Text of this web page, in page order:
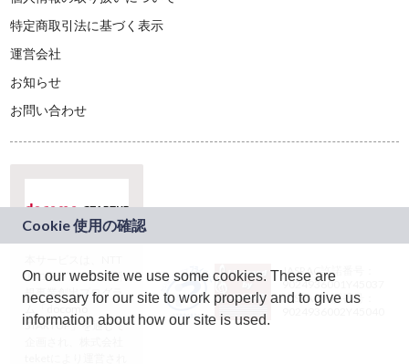
特定商取引法に基づく表示
運営会社
お知らせ
お問い合わせ
ドコモグループの新
規事業創出プログラ
ム「docomo
STARTUP」を通じて
JASRAC許諾番号：
9024936001Y45037
JASRAC許諾番号：
On our website we use some cookies. These are
necessary for our site to work properly and to give us
information about how our site is used.